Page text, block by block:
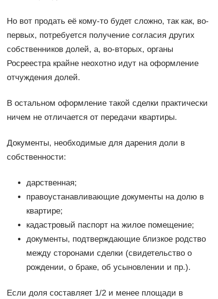
Но вот продать её кому-то будет сложно, так как, во-
первых, потребуется получение согласия других
собственников долей, а, во-вторых, органы
Росреестра крайне неохотно идут на оформление
отчуждения долей.
В остальном оформление такой сделки практически
ничем не отличается от передачи квартиры.
Документы, необходимые для дарения доли в
собственности:
дарственная;
правоустанавливающие документы на долю в
квартире;
кадастровый паспорт на жилое помещение;
документы, подтверждающие близкое родство
между сторонами сделки (свидетельство о
рождении, о браке, об усыновлении и пр.).
Если доля составляет 1/2 и менее площади в